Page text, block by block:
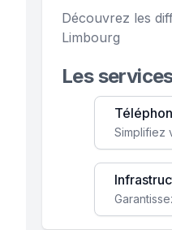
Découvrez les
Limbourg
Les